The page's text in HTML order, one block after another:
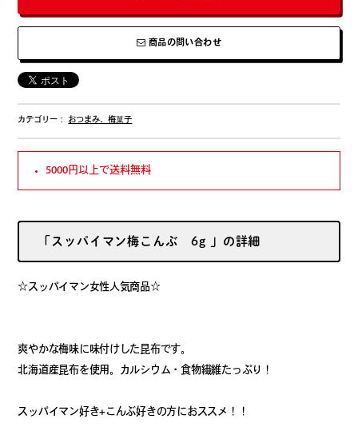
商品の問い合わせ
カテゴリー： おつまみ、梅菓子
5000円以上で送料無料
「スッパイマン梅こんぶ 6g 」の詳細
☆スッパイマン女性人気商品☆
爽やかな梅味に味付けした昆布です。
北海道産昆布を使用。カルシウム・食物繊維たっぷり！
スッパイマン好き+こんぶ好きの方におススメ！！